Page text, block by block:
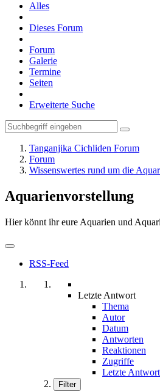
Alles
Dieses Forum
Forum
Galerie
Termine
Seiten
Erweiterte Suche
Tanganjika Cichliden Forum
Forum
Wissenswertes rund um die
Aquarienvorstellung
Hier könnt ihr eure Aquarien und
RSS-Feed
Letzte Antwort
Thema
Autor
Datum
Antworten
Reaktionen
Zugriffe
Letzte Antwort
Filter